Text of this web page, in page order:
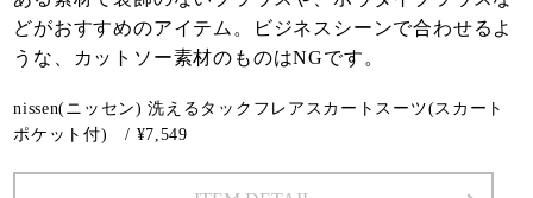
どがおすすめのアイテム。ビジネスシーンで合わせるよ
うな、カットソー素材のものはNGです。
nissen(ニッセン) 洗えるタックフレアスカートスーツ(スカート
ポケット付) / ¥7,549